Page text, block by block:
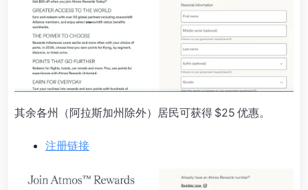
其余各州（阿拉斯加州除外）居民可获得 $25 优惠。
注册链接